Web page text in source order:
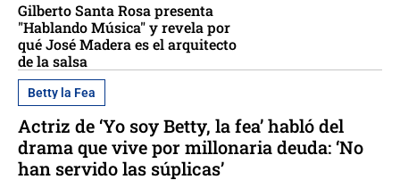
Gilberto Santa Rosa presenta
"Hablando Música" y revela por
qué José Madera es el arquitecto
de la salsa
Betty la Fea
Actriz de ‘Yo soy Betty, la fea’ habló del
drama que vive por millonaria deuda: ‘No
han servido las súplicas’